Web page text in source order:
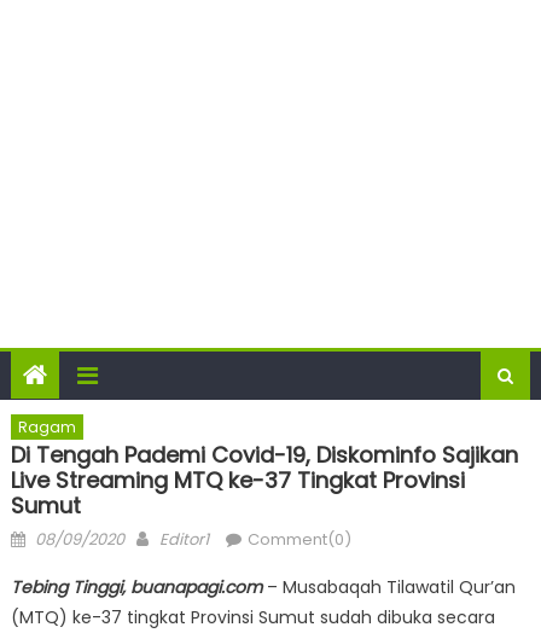
Ragam
Di Tengah Pademi Covid-19, Diskominfo Sajikan
Live Streaming MTQ ke-37 Tingkat Provinsi
Sumut
Posted
08/09/2020 Author
Editor1 Comment(0)
Tebing Tinggi, buanapagi.com– Musabaqah Tilawatil Qur’an
(MTQ) ke-37 tingkat Provinsi Sumut sudah dibuka secara